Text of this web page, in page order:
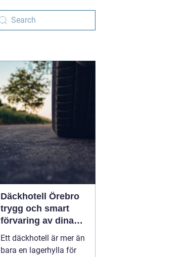
Däckhotell Örebro
trygg och smart
förvaring av dina
hjul
Ett däckhotell är mer än
bara en lagerhylla för